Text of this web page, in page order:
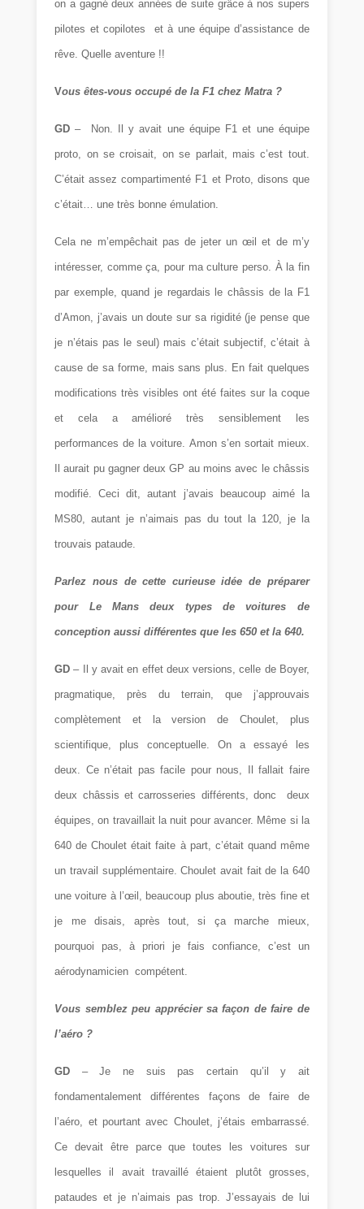
on a gagné deux années de suite grâce à nos supers
pilotes et copilotes et à une équipe d’assistance de
rêve. Quelle aventure !!
Vous êtes-vous occupé de la F1 chez Matra ?
GD – Non. Il y avait une équipe F1 et une équipe
proto, on se croisait, on se parlait, mais c’est tout.
C’était assez compartimenté F1 et Proto, disons que
c’était… une très bonne émulation.
Cela ne m’empêchait pas de jeter un œil et de m’y
intéresser, comme ça, pour ma culture perso. À la fin
par exemple, quand je regardais le châssis de la F1
d’Amon, j’avais un doute sur sa rigidité (je pense que
je n’étais pas le seul) mais c’était subjectif, c’était à
cause de sa forme, mais sans plus. En fait quelques
modifications très visibles ont été faites sur la coque
et cela a amélioré très sensiblement les
performances de la voiture. Amon s’en sortait mieux.
Il aurait pu gagner deux GP au moins avec le châssis
modifié. Ceci dit, autant j’avais beaucoup aimé la
MS80, autant je n’aimais pas du tout la 120, je la
trouvais pataude.
Parlez nous de cette curieuse idée de préparer
pour Le Mans deux types de voitures de
conception aussi différentes que les 650 et la 640.
GD – Il y avait en effet deux versions, celle de Boyer,
pragmatique, près du terrain, que j’approuvais
complètement et la version de Choulet, plus
scientifique, plus conceptuelle. On a essayé les
deux. Ce n’était pas facile pour nous, Il fallait faire
deux châssis et carrosseries différents, donc deux
équipes, on travaillait la nuit pour avancer. Même si la
640 de Choulet était faite à part, c’était quand même
un travail supplémentaire. Choulet avait fait de la 640
une voiture à l’œil, beaucoup plus aboutie, très fine et
je me disais, après tout, si ça marche mieux,
pourquoi pas, à priori je fais confiance, c’est un
aérodynamicien compétent.
Vous semblez peu apprécier sa façon de faire de
l’aéro ?
GD – Je ne suis pas certain qu’il y ait
fondamentalement différentes façons de faire de
l’aéro, et pourtant avec Choulet, j’étais embarrassé.
Ce devait être parce que toutes les voitures sur
lesquelles il avait travaillé étaient plutôt grosses,
pataudes et je n’aimais pas trop. J’essayais de lui